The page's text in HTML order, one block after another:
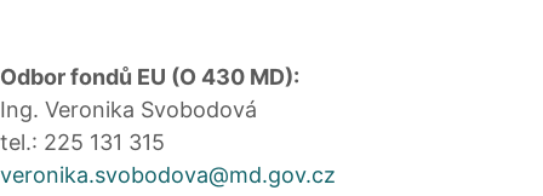
Odbor fondů EU (O 430 MD):
Ing. Veronika Svobodová
tel.: 225 131 315
veronika.svobodova@md.gov.cz